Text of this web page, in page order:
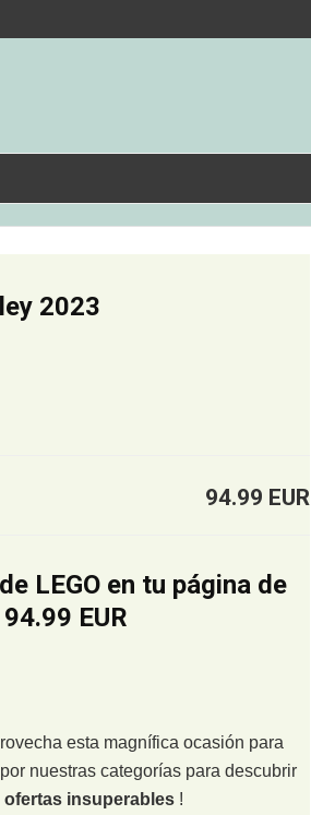
2023
94.99 EUR
LEGO en tu página de
EUR
esta magnífica ocasión para
nuestras categorías para descubrir
ofertas insuperables !